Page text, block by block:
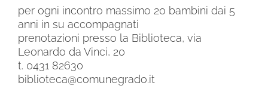
per ogni incontro massimo 20 bambini dai 5
anni in su accompagnati
prenotazioni presso la Biblioteca, via
Leonardo da Vinci, 20
t. 0431 82630
biblioteca@comunegrado.it